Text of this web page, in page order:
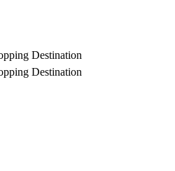
Destination
Destination